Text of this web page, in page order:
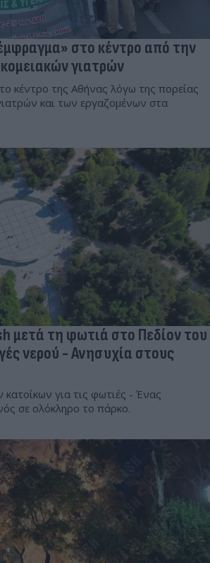
στο κέντρο από την
γιατρών
κέντρο της Αθήνας λόγω της πορείας
και των εργαζομένων στα
μετά τη φωτιά στο Πεδίον του
νερού - Ανησυχία στους
για τις φωτιές - Ένας
σε ολόκληρο το πάρκο.